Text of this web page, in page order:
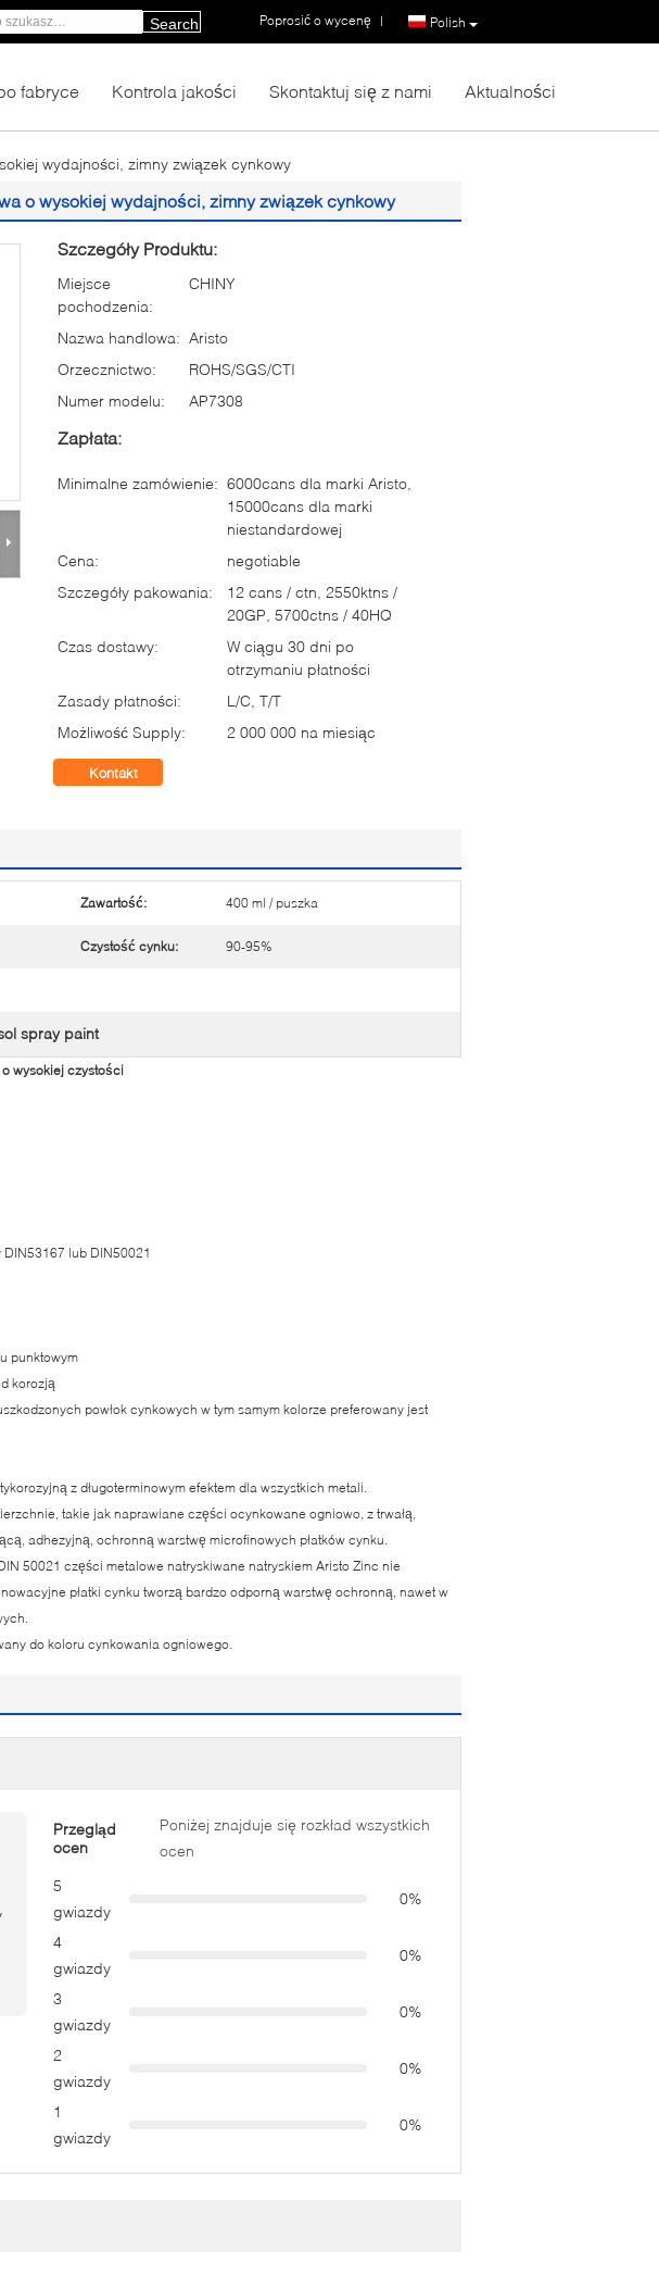
Polish
Poprosić o wycenę |
Search
fabryce Kontrola jakości Skontaktuj się z nami Aktualności
wydajności, zimny związek cynkowy
o wysokiej wydajności, zimny związek cynkowy
Szczegóły Produktu:
Miejsce
pochodzenia:
CHINY
Nazwa handlowa: Aristo
Orzecznictwo:
ROHS/SGS/CTI
Numer modelu:
AP7308
Zapłata:
Minimalne zamówienie: 6000cans dla marki Aristo,
15000cans dla marki
niestandardowej
Cena:
negotiable
Szczegóły pakowania:
12 cans / ctn, 2550ktns /
20GP, 5700ctns / 40HQ
Czas dostawy:
W ciągu 30 dni po
otrzymaniu płatności
Zasady płatności:
L/C, T/T
Możliwość Supply:
2 000 000 na miesiąc
Kontakt
Zawartość: 400 ml / puszka
Czystość cynku: 90-95%
spray paint
wysokiej czystości
lub DIN50021
punktowym
korozją
powłok cynkowych w tym samym kolorze preferowany jest
z długoterminowym efektem dla wszystkich metali.
takie jak naprawiane części ocynkowane ogniowo, z trwałą,
adhezyjną, ochronną warstwę microfinowych płatków cynku.
50021 części metalowe natryskiwane natryskiem Aristo Zinc nie
płatki cynku tworzą bardzo odporną warstwę ochronną, nawet w
do koloru cynkowania ogniowego.
Przegląd
ocen
Poniżej znajduje się rozkład wszystkich
ocen
5
gwiazdy
0%
4
gwiazdy
0%
3
gwiazdy
0%
2
gwiazdy
0%
1
gwiazdy
0%